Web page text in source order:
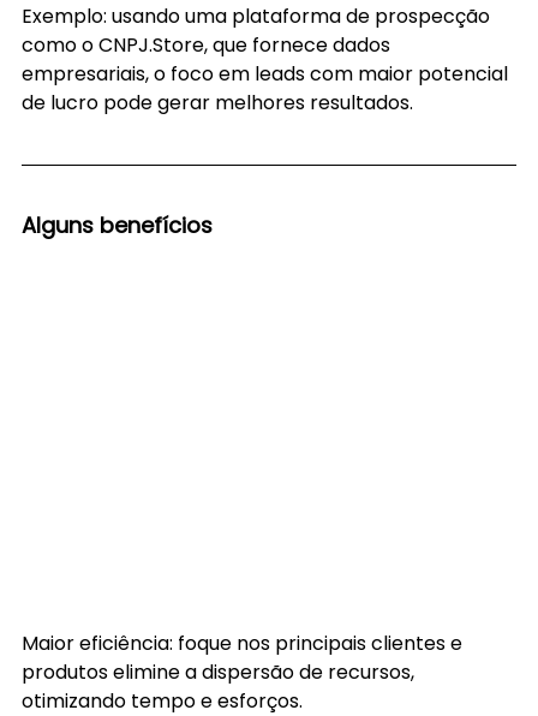
Exemplo: usando uma plataforma de prospecção
como o CNPJ.Store, que fornece dados
empresariais, o foco em leads com maior potencial
de lucro pode gerar melhores resultados.
Alguns benefícios
Maior eficiência: foque nos principais clientes e
produtos elimine a dispersão de recursos,
otimizando tempo e esforços.